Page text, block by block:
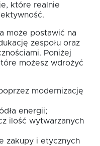
które realnie
może postawić na
zespołu oraz
Poniżej
możesz wdrożyć
modernizację
energii;
ilość wytwarzanych
zakupy i etycznych